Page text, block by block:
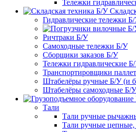
Тележки
Гидравлические тележки
Ричтраки Б/У
Самоходные тележки Б/У
Сборщики заказов Б/У
Тележки гидравлические
Транспортировщики
Штабелёры ручные Б/У (и
Штабелёры самоходные Б/У
Тали
Тали ручные
Тали ручные цепные,